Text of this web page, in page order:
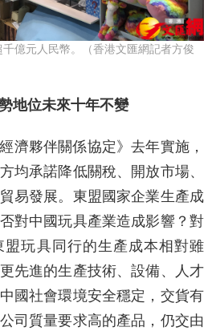
億元人民幣。（香港文匯網記者方俊
地位未來十年不變
濟夥伴關係協定》去年實施，
均承諾降低關稅、開放市場、
易發展。東盟國家企業生產成
對中國玩具產業造成影響？對
盟玩具同行的生產成本相對雖
先進的生產技術、設備、人才
國社會環境安全穩定，交貨有
司質量要求高的產品，仍交由